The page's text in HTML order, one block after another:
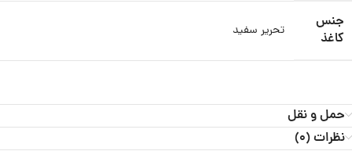
جنس
کاغذ
تحریر سفید
حمل و نقل
نظرات (0)